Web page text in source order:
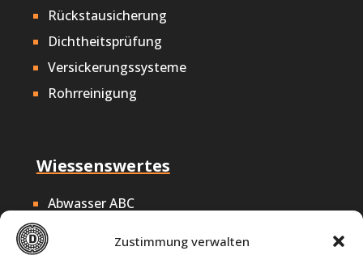
Zustimmung verwalten
Rückstausicherung
Dichtheitsprüfung
Versickerungssysteme
Rohrreinigung
Wiessenswertes
Abwasser ABC
Nachhaltigkeit